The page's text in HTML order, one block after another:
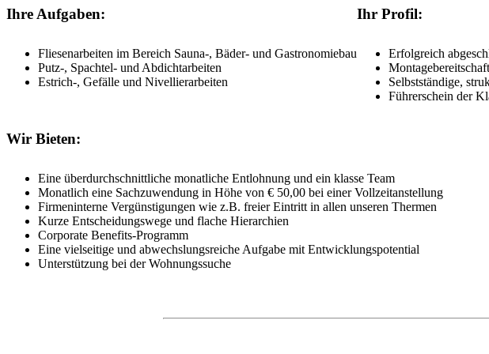
Ihre Aufgaben:
Fliesenarbeiten im Bereich Sauna-, Bäder- und Gastronomiebau
Putz-, Spachtel- und Abdichtarbeiten
Estrich-, Gefälle und Nivellierarbeiten
Ihr Profil:
Erfolgreich
Montagebereitschaft
Selbstständige,
Führerschein der
Wir Bieten:
Eine überdurchschnittliche monatliche Entlohnung und ein klasse Team
Monatlich eine Sachzuwendung in Höhe von € 50,00 bei einer Vollzeitanstellung
Firmeninterne Vergünstigungen wie z.B. freier Eintritt in allen unseren Thermen
Kurze Entscheidungswege und flache Hierarchien
Corporate Benefits-Programm
Eine vielseitige und abwechslungsreiche Aufgabe mit Entwicklungspotential
Unterstützung bei der Wohnungssuche